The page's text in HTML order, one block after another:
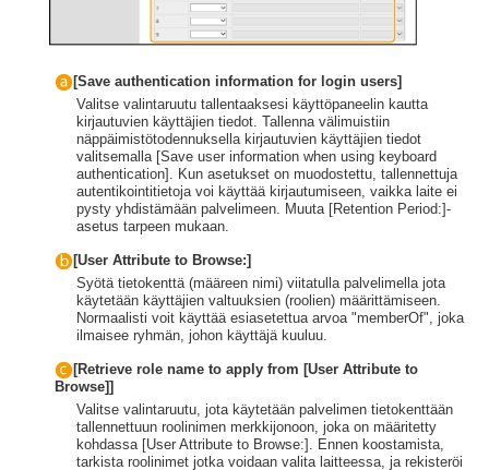
[Save authentication information for login users]
Valitse valintaruutu tallentaaksesi käyttöpaneelin kautta
kirjautuvien käyttäjien tiedot. Tallenna välimuistiin
näppäimistötodennuksella kirjautuvien käyttäjien tiedot
valitsemalla [Save user information when using keyboard
authentication]. Kun asetukset on muodostettu, tallennettuja
autentikointitietoja voi käyttää kirjautumiseen, vaikka laite ei
pysty yhdistämään palvelimeen. Muuta [Retention Period:]-
asetus tarpeen mukaan.
[User Attribute to Browse:]
Syötä tietokenttä (määreen nimi) viitatulla palvelimella jota
käytetään käyttäjien valtuuksien (roolien) määrittämiseen.
Normaalisti voit käyttää esiasetettua arvoa "memberOf", joka
ilmaisee ryhmän, johon käyttäjä kuuluu.
[Retrieve role name to apply from [User Attribute to
Browse]]
Valitse valintaruutu, jota käytetään palvelimen tietokenttään
tallennettuun roolinimen merkkijonoon, joka on määritetty
kohdassa [User Attribute to Browse:]. Ennen koostamista,
tarkista roolinimet jotka voidaan valita laitteessa, ja rekisteröi